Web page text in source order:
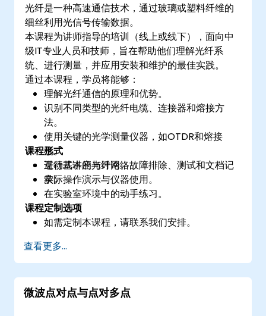
光纤是一种高速通信技术，通过玻璃或塑料纤维的
细丝利用光信号传输数据。
本课程为讲师指导的培训（线上或线下），面向中
级IT专业人员和技师，旨在帮助他们理解光纤系
统、进行测量，并应用安装和维护的最佳实践。
通过本课程，学员将能够：
理解光纤通信的原理和优势。
识别不同类型的光纤电缆、连接器和熔接方
法。
使用关键的光学测量仪器，如OTDR和熔接
机。
进行基本的光纤网络故障排除、测试和文档记
录。
课程形式
互动式讲座与讨论。
实际操作演示与仪器使用。
在实验室环境中的动手练习。
课程定制选项
如需定制本课程，请联系我们安排。
查看更多...
微波点对点与点对多点